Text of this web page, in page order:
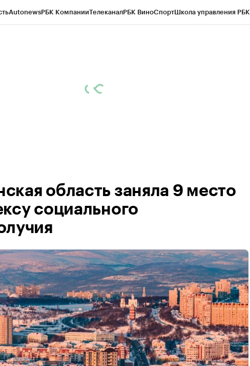
AutonewsРБК КомпанииТелеканалРБК ВиноСпортШкола управления РБК
область заняла 9 место
социального